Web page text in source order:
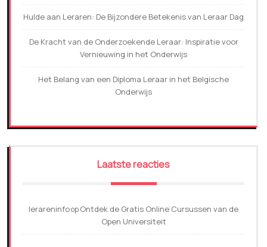
Hulde aan Leraren: De Bijzondere Betekenis van Leraar Dag
De Kracht van de Onderzoekende Leraar: Inspiratie voor
Vernieuwing in het Onderwijs
Het Belang van een Diploma Leraar in het Belgische
Onderwijs
Laatste reacties
lerareninfoopOntdek de Gratis Online Cursussen van de
Open Universiteit